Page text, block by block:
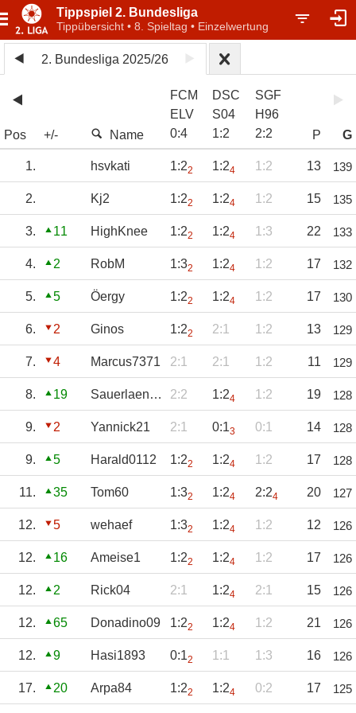
Tippspiel 2. Bundesliga
Tippübersicht • 8. Spieltag • Einzelwertung
2. Bundesliga 2025/26
Pos +/- Name
FCM
ELV
0:4
DSC
S04
1:2
SGF
H96
2:2 P G
1. hsvkati 1:22 1:24 1:2 13 139
2. Kj2 1:22 1:24 1:2 15 135
3. 11 HighKnee 1:22 1:24 1:3 22 133
4. 2 RobM 1:32 1:24 1:2 17 132
5. 5 Öergy 1:22 1:24 1:2 17 130
6. 2 Ginos 1:22 2:1 1:2 13 129
7. 4 Marcus7371 2:1 2:1 1:2 11 129
8. 19 Sauerlaender2 2:2 1:24 1:2 19 128
9. 2 Yannick21 2:1 0:13 0:1 14 128
9. 5 Harald0112 1:22 1:24 1:2 17 128
11. 35 Tom60 1:32 1:24 2:24 20 127
12. 5 wehaef 1:32 1:24 1:2 12 126
12. 16 Ameise1 1:22 1:24 1:2 17 126
12. 2 Rick04 2:1 1:24 2:1 15 126
12. 65 Donadino09 1:22 1:24 1:2 21 126
12. 9 Hasi1893 0:12 1:1 1:3 16 126
17. 20 Arpa84 1:22 1:24 0:2 17 125